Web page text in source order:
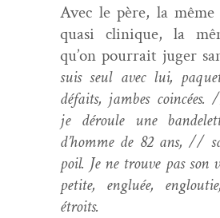
Avec le père, la même
qua­si clin­ique, la
qu’on pour­rait juger
suis seul avec lui,
défaits, jambes
je déroule une
d’homme de 82 ans, //
poil. Je ne trou­ve pas
petite, engluée,
étroits.